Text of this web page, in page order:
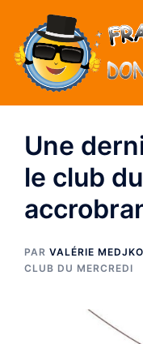
Une
le club
PAR VALÉRIE
CLUB DU MERCREDI